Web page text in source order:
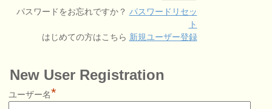
パスワードをお忘れですか？ パスワードリセッ
ト
はじめての方はこちら 新規ユーザー登録
New User Registration
ユーザー名*